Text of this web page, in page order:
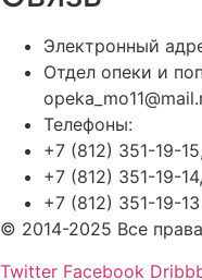
Электронный
Отдел опеки и
Телефоны:
+7 (812) 351-19-15,
+7 (812) 351-19-14,
+7 (812) 351-19-
© 2014-2025 Все
Twitter Facebook